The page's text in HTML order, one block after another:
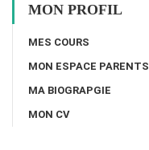
MON PROFIL
MES COURS
MON ESPACE PARENTS
MA BIOGRAPGIE
MON CV